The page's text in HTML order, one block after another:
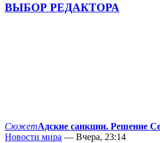
ВЫБОР РЕДАКТОРА
СюжетАдские санкции. Решение
Новости мира — Вчера, 23:14